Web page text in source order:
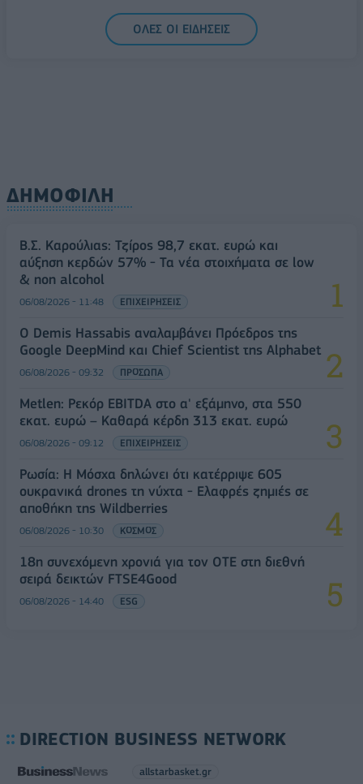
ΟΛΕΣ ΟΙ ΕΙΔΗΣΕΙΣ
ΔΗΜΟΦΙΛΗ
Β.Σ. Καρούλιας: Τζίρος 98,7 εκατ. ευρώ και
αύξηση κερδών 57% - Τα νέα στοιχήματα σε low
& non alcohol
06/08/2026 - 11:48 ΕΠΙΧΕΙΡΗΣΕΙΣ
Ο Demis Hassabis αναλαμβάνει Πρόεδρος της
Google DeepMind και Chief Scientist της Alphabet
06/08/2026 - 09:32 ΠΡΟΣΩΠΑ
Metlen: Ρεκόρ EBITDA στο α' εξάμηνο, στα 550
εκατ. ευρώ – Καθαρά κέρδη 313 εκατ. ευρώ
06/08/2026 - 09:12 ΕΠΙΧΕΙΡΗΣΕΙΣ
Ρωσία: Η Μόσχα δηλώνει ότι κατέρριψε 605
ουκρανικά drones τη νύχτα - Ελαφρές ζημιές σε
αποθήκη της Wildberries
06/08/2026 - 10:30 ΚΟΣΜΟΣ
18η συνεχόμενη χρονιά για τον ΟΤΕ στη διεθνή
σειρά δεικτών FTSE4Good
06/08/2026 - 14:40 ESG
DIRECTION BUSINESS NETWORK
allstarbasket.gr